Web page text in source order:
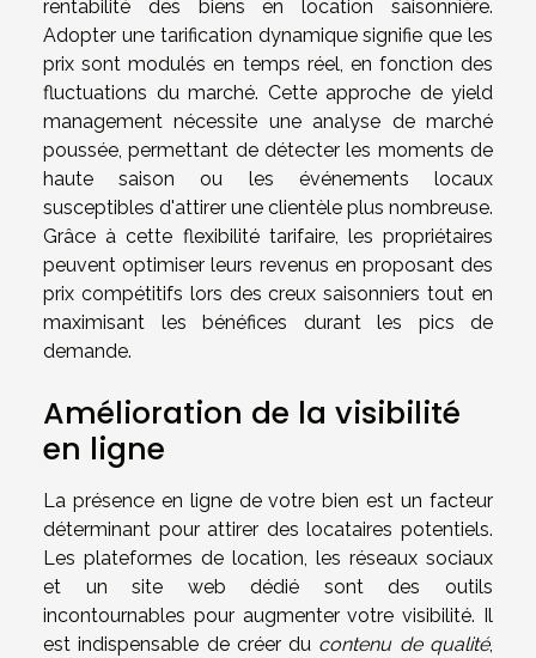
rentabilité des biens en location saisonnière.
Adopter une tarification dynamique signifie que les
prix sont modulés en temps réel, en fonction des
fluctuations du marché. Cette approche de yield
management nécessite une analyse de marché
poussée, permettant de détecter les moments de
haute saison ou les événements locaux
susceptibles d'attirer une clientèle plus nombreuse.
Grâce à cette flexibilité tarifaire, les propriétaires
peuvent optimiser leurs revenus en proposant des
prix compétitifs lors des creux saisonniers tout en
maximisant les bénéfices durant les pics de
demande.
Amélioration de la visibilité
en ligne
La présence en ligne de votre bien est un facteur
déterminant pour attirer des locataires potentiels.
Les plateformes de location, les réseaux sociaux
et un site web dédié sont des outils
incontournables pour augmenter votre visibilité. Il
est indispensable de créer du contenu de qualité,